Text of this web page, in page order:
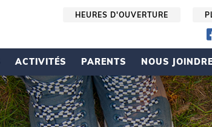
HEURES D'OUVERTURE
ACTIVITÉS PARENTS NOUS JOINDRE